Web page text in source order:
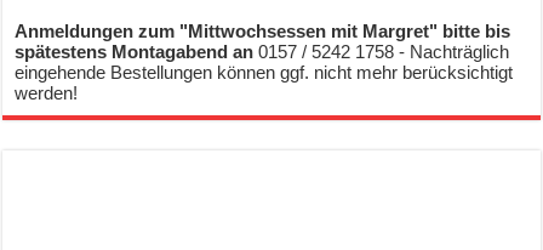
Anmeldungen zum "Mittwochsessen mit Margret" bitte bis
spätestens Montagabend an0157 / 5242 1758 - Nachträglich
eingehende Bestellungen können ggf. nicht mehr berücksichtigt
werden!